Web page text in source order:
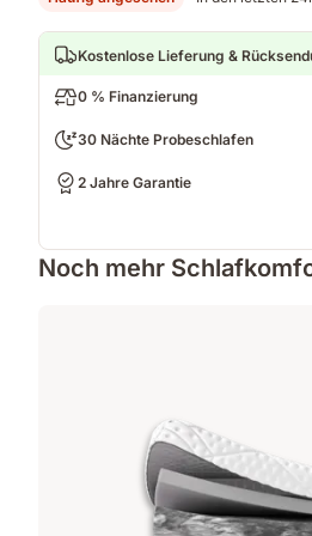
Kostenlose Lieferung &
0 % Finanzierung
30 Nächte Probeschlafen
2 Jahre Garantie
Noch mehr